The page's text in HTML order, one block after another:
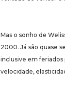
Mas o sonho de
2000. Já são quase
inclusive em feriados
velocidade,